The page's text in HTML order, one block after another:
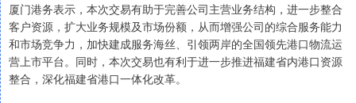
厦门港务表示，本次交易有助于完善公司主营业务结构，进一步整合
客户资源，扩大业务规模及市场份额，从而增强公司的综合服务能力
和市场竞争力，加快建成服务海丝、引领两岸的全国领先港口物流运
营上市平台。同时，本次交易也有利于进一步推进福建省内港口资源
整合，深化福建省港口一体化改革。